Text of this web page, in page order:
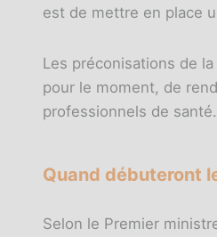
est de mettre en place
Les préconisations de
pour le moment, de
professionnels de santé.
Quand débuteront
Selon le Premier